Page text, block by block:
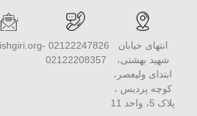
انتهای خیابان
شهید بهشتی،
ابتدای ولیعصر،
کوچه پردیس ،
پلاک 5، واحد 11
02122247826 -
02122208357